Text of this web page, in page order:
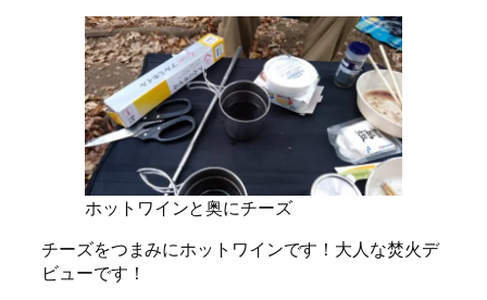
ホットワインと奥にチーズ
チーズをつまみにホットワインです！大人な焚火デ
ビューです！